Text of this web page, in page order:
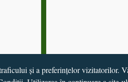
și a preferințelor vizitatorilor.